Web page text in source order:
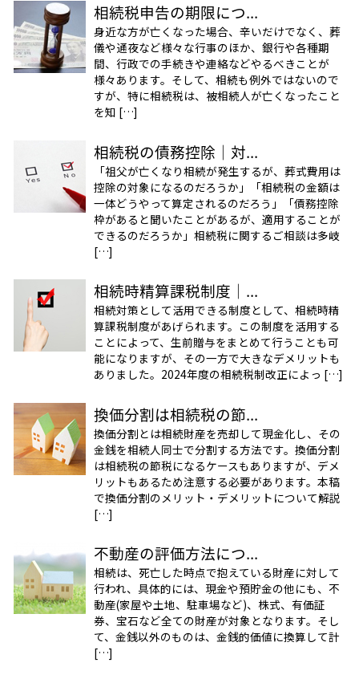
相続税申告の期限につ...
身近な方が亡くなった場合、辛いだけでなく、葬
儀や通夜など様々な行事のほか、銀行や各種期
間、行政での手続きや連絡などやるべきことが
様々あります。そして、相続も例外ではないので
すが、特に相続税は、被相続人が亡くなったこと
を知 […]
相続税の債務控除｜対...
「祖父が亡くなり相続が発生するが、葬式費用は
控除の対象になるのだろうか」「相続税の金額は
一体どうやって算定されるのだろう」「債務控除
枠があると聞いたことがあるが、適用することが
できるのだろうか」相続税に関するご相談は多岐
[…]
相続時精算課税制度｜...
相続対策として活用できる制度として、相続時精
算課税制度があげられます。この制度を活用する
ことによって、生前贈与をまとめて行うことも可
能になりますが、その一方で大きなデメリットも
ありました。2024年度の相続税制改正によっ […]
換価分割は相続税の節...
換価分割とは相続財産を売却して現金化し、その
金銭を相続人同士で分割する方法です。換価分割
は相続税の節税になるケースもありますが、デメ
リットもあるため注意する必要があります。本稿
で換価分割のメリット・デメリットについて解説
[…]
不動産の評価方法につ...
相続は、死亡した時点で抱えている財産に対して
行われ、具体的には、現金や預貯金の他にも、不
動産(家屋や土地、駐車場など)、株式、有価証
券、宝石など全ての財産が対象となります。そし
て、金銭以外のものは、金銭的価値に換算して計
[…]